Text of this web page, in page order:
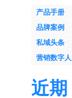
产品手册
品牌案例
私域头条
营销数字人
近期